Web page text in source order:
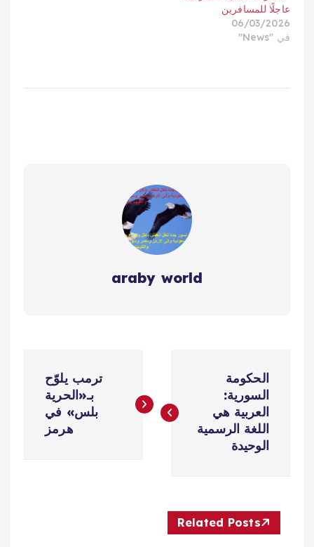
عاجلًا للمسافرين
06/03/2026
في "News"
araby world
ص
الحكومة
السورية:
العربية هي
اللغة الرسمية
الوحيدة
ترمب يلوّح
بـ«الحرية
بلس» في
هرمز
Related Posts